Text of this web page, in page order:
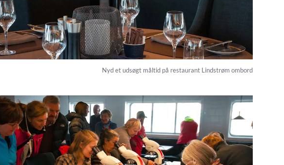
Nyd et udsøgt måltid på restaurant Lindstrøm ombord